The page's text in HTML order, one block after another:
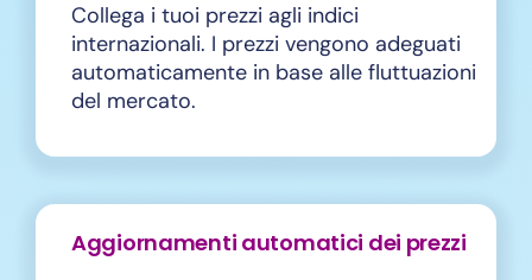
Collega i tuoi prezzi agli indici
internazionali. I prezzi vengono adeguati
automaticamente in base alle fluttuazioni
del mercato.
Aggiornamenti automatici dei prezzi